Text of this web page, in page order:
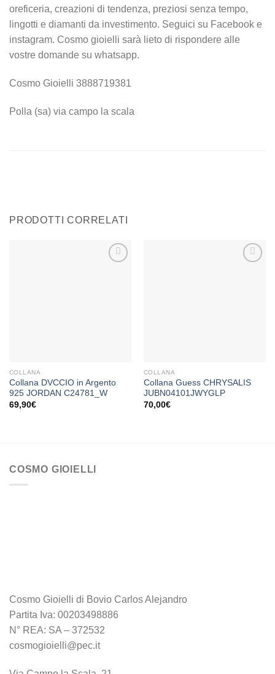
oreficeria, creazioni di tendenza, preziosi senza tempo,
lingotti e diamanti da investimento. Seguici su Facebook e
instagram. Cosmo gioielli sarà lieto di rispondere alle
vostre domande su whatsapp.
Cosmo Gioielli 3888719381
Polla (sa) via campo la scala
PRODOTTI CORRELATI
COLLANA
Collana DVCCIO in Argento
925 JORDAN C24781_W
69,90€
COLLANA
Collana Guess CHRYSALIS
JUBN04101JWYGLP
70,00€
COSMO GIOIELLI
Cosmo Gioielli di Bovio Carlos Alejandro
Partita Iva: 00203498886
N° REA: SA – 372532
cosmogioielli@pec.it